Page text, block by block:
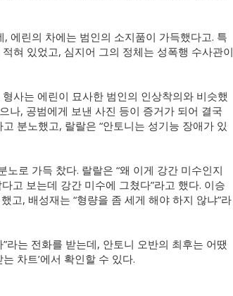
에린의 차에는 범인의 소지품이 가득했다고. 특
혀 있었고, 심지어 그의 정체는 성폭행 수사관이
사는 에린이 묘사한 범인의 인상착의와 비슷했
나, 공범에게 보낸 사진 등이 증거가 되어 결국
분노했고, 랄랄은 “안토니는 성기능 장애가 있
로 가득 찼다. 랄랄은 “왜 이게 강간 미수인지
고 보는데 강간 미수에 그쳤다”라고 했다. 이승
고, 배성재는 “형량을 좀 세게 해야 하지 않냐”라
라는 전화를 받는데, 안토니 오반의 최후는 어땠
차트’에서 확인할 수 있다.